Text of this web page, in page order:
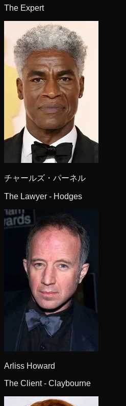
The Expert
チャールズ・パーネル
The Lawyer - Hodges
Arliss Howard
The Client - Claybourne